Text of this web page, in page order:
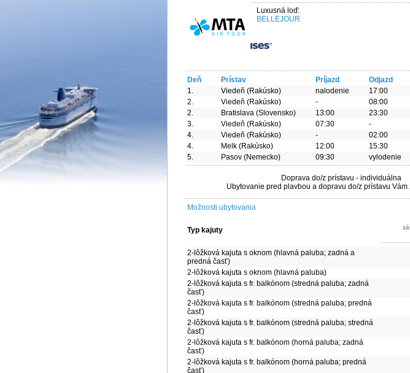
Luxusná loď:
BELLEJOUR
Deň Prístav Príjazd
Odjazd
1.
Viedeň (Rakúsko) nalodenie
17:00
2.
Viedeň (Rakúsko) -
08:00
2.
Bratislava (Slovensko) 13:00
23:30
3.
Viedeň (Rakúsko) 07:30
-
4.
Viedeň (Rakúsko) -
02:00
4.
Melk (Rakúsko) 12:00
15:30
5.
Pasov (Nemecko) 09:30 vylodenie
Doprava do/z prístavu - individuálna
Ubytovanie pred plavbou a dopravu do/z prístavu Vám
Možnosti ubytovania
Typ kajuty
2-lôžková kajuta s oknom (hlavná paluba; zadná a
predná časť)
2-lôžková kajuta s oknom (hlavná paluba)
2-lôžková kajuta s fr. balkónom (stredná paluba; zadná
časť)
2-lôžková kajuta s fr. balkónom (stredná paluba; predná
časť)
2-lôžková kajuta s fr. balkónom (stredná paluba; stredná
časť)
2-lôžková kajuta s fr. balkónom (horná paluba; zadná
časť)
2-lôžková kajuta s fr. balkónom (horná paluba; predná
časť)